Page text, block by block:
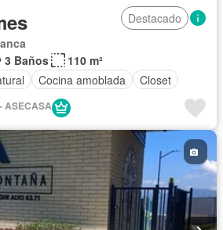
Destacado
3 Baños
110 m²
Cocina amoblada Closet
ASECASA